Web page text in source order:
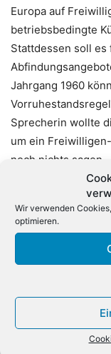
Wir verwenden
optimieren.
Europa auf
betriebsbedingte
Stattdessen soll
Jahrgang 1960
Sprecherin wollte
um ein
noch nichts sagen.
Anfang März hatte
Mitarbeiter
dabei, sein
Abo-Modelle
für etwa 3
Betriebsbedingte
außerhalb Europas